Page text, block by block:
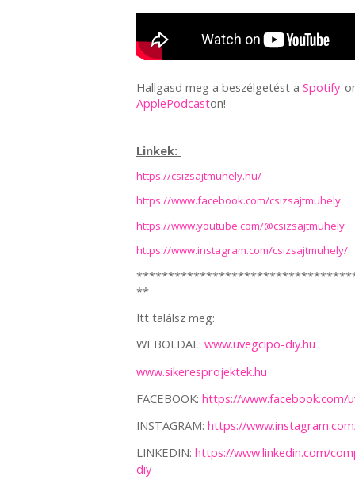
Hallgasd meg a beszélgetést a Spotify-
ApplePodcaston!
Linkek:
https://csizsajtmuhely.hu/
https://www.facebook.com/csizsajtmuhely
https://www.youtube.com/@csizsajtmuhely
https://www.instagram.com/csizsajtmuhely/
**
Itt találsz meg:
WEBOLDAL: www.uvegcipo-diy.hu
www.sikeresprojektek.hu
FACEBOOK: https://www.facebook.com/
INSTAGRAM: https://
LINKEDIN: https://www.linkedin.com/
diy